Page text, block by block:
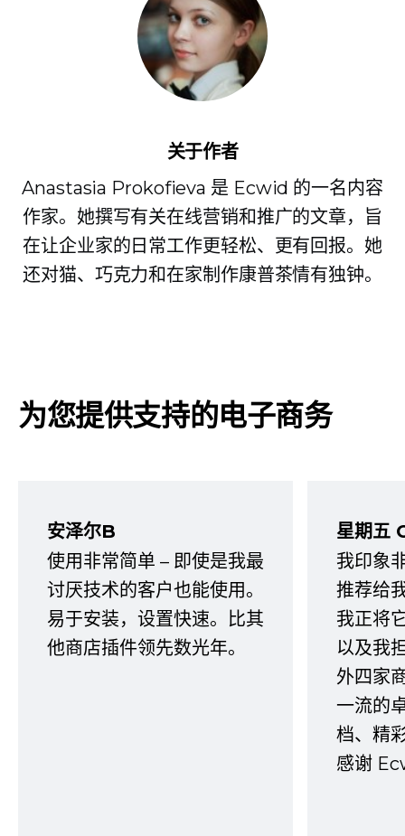
关于作者
Anastasia Prokofieva 是 Ecwid 的一名内容
作家。她撰写有关在线营销和推广的文章，旨
在让企业家的日常工作更轻松、更有回报。她
还对猫、巧克力和在家制作康普茶情有独钟。
为您提供支持的电子商务
安泽尔B
使用非常简单 – 即使是我最
讨厌技术的客户也能使用。
易于安装，设置快速。比其
他商店插件领先数光年。
星期五
我印象
推荐给
我正将
以及我
外四家
一流的
档、精
感谢